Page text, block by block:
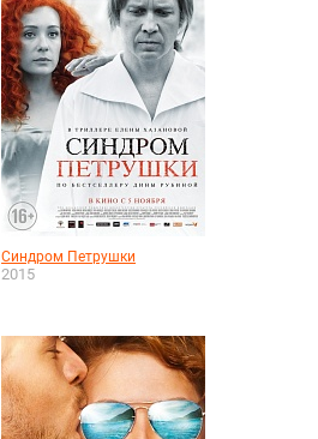
Синдром Петрушки
2015